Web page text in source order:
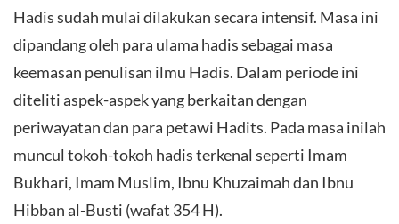
Hadis sudah mulai dilakukan secara intensif. Masa ini
dipandang oleh para ulama hadis sebagai masa
keemasan penulisan ilmu Hadis. Dalam periode ini
diteliti aspek-aspek yang berkaitan dengan
periwayatan dan para petawi Hadits. Pada masa inilah
muncul tokoh-tokoh hadis terkenal seperti Imam
Bukhari, Imam Muslim, Ibnu Khuzaimah dan Ibnu
Hibban al-Busti (wafat 354 H).